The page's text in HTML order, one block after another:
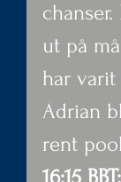
ut på
har
Adrian
rent